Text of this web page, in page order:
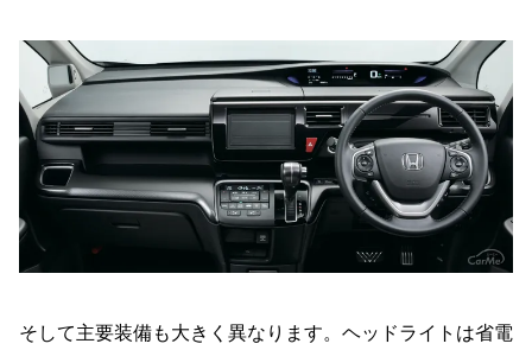
そして主要装備も大きく異なります。ヘッドライトは省電